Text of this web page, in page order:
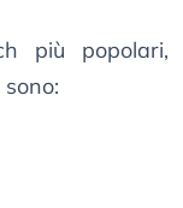
più popolari,